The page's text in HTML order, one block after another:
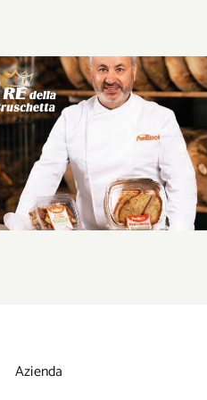
PanBiscò approda a
TUTTOFOOD Milano 2026:
l’arte della panificazione
altamurana incontra
l’innovazione
Azienda